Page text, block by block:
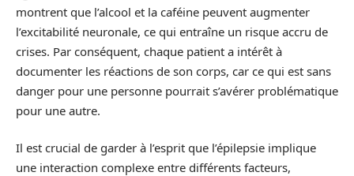
montrent que l’alcool et la caféine peuvent augmenter
l’excitabilité neuronale, ce qui entraîne un risque accru de
crises. Par conséquent, chaque patient a intérêt à
documenter les réactions de son corps, car ce qui est sans
danger pour une personne pourrait s’avérer problématique
pour une autre.
Il est crucial de garder à l’esprit que l’épilepsie implique
une interaction complexe entre différents facteurs,